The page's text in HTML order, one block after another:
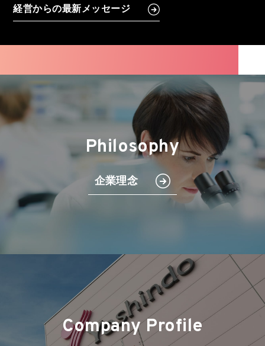
経営からの最新メッセージ
Philosophy
企業理念
Company Profile